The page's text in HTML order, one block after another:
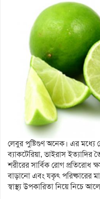
লেবুর পুষ্টিগুণ অনেক। এর মধ্যে
ব্যাকটেরিয়া, ভাইরাস
শরীরের সার্বিক রোগ প্রতিরোধ
বাড়ানো এবং যকৃৎ পরিষ্কারের
স্বাস্থ্য উপকারিতা নিয়ে নিচে